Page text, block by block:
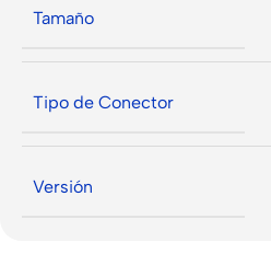
Tamaño
Tipo de Conector
Versión